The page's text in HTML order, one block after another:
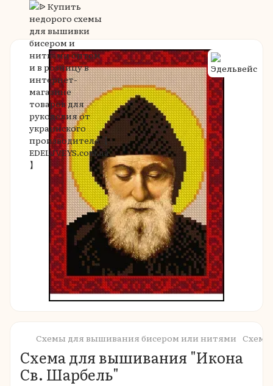
Схемы для вышивания бисером или нитями Схемы
Схема для вышивания "Икона
Св. Шарбель"